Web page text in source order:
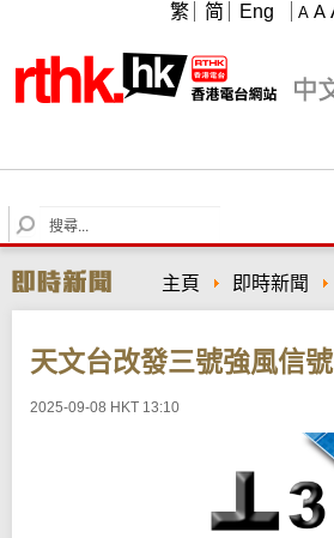
A A
繁 简 Eng
S
e
r
c
主頁 即時新聞
天文台改發三號強風信號
2025-09-08 HKT 13:10